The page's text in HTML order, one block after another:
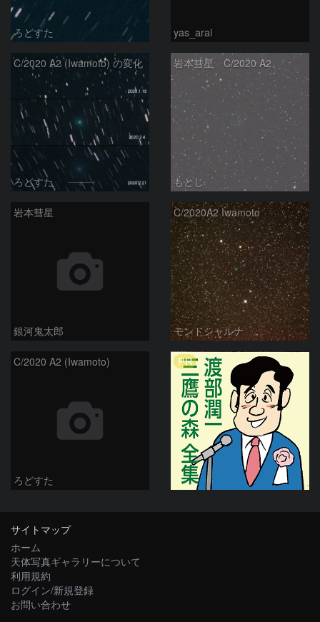
ろどすた yas_arai
C/2020 A2 (Iwamoto) の変化
ろどすた
岩本彗星 C/2020 A2
もとじ
岩本彗星
銀河鬼太郎
C/2020A2 Iwamoto
モンドシャルナ
C/2020 A2 (Iwamoto)
ろどすた
PR
サイトマップ
ホーム
天体写真ギャラリーについて
利用規約
ログイン/新規登録
お問い合わせ